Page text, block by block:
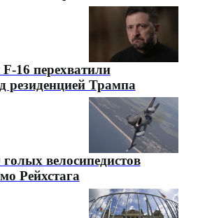
16 перехватили
резиденцией Трампа
велосипедистов
Рейхстага